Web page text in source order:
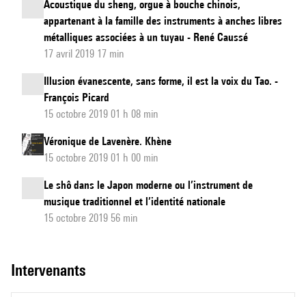
Acoustique du sheng, orgue à bouche chinois,
appartenant à la famille des instruments à anches libres
métalliques associées à un tuyau - René Caussé
17 avril 2019 17 min
Illusion évanescente, sans forme, il est la voix du Tao. -
François Picard
15 octobre 2019 01 h 08 min
Véronique de Lavenère. Khène
15 octobre 2019 01 h 00 min
Le shô dans le Japon moderne ou l’instrument de
musique traditionnel et l’identité nationale
15 octobre 2019 56 min
intervenants